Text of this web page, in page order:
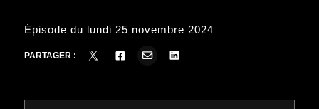
Épisode du lundi 25 novembre 2024
PARTAGER :